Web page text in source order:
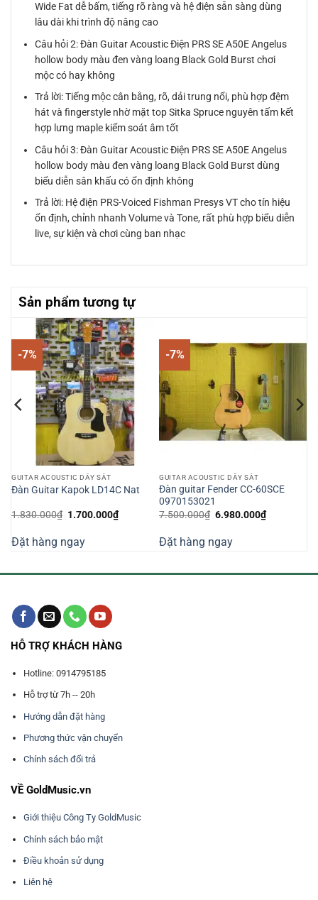
Wide Fat dễ bấm, tiếng rõ ràng và hệ điện sẵn sàng dùng
lâu dài khi trình độ nâng cao
Câu hỏi 2: Đàn Guitar Acoustic Điện PRS SE A50E Angelus
hollow body màu đen vàng loang Black Gold Burst chơi
mộc có hay không
Trả lời: Tiếng mộc cân bằng, rõ, dải trung nổi, phù hợp đệm
hát và fingerstyle nhờ mặt top Sitka Spruce nguyên tấm kết
hợp lưng maple kiểm soát âm tốt
Câu hỏi 3: Đàn Guitar Acoustic Điện PRS SE A50E Angelus
hollow body màu đen vàng loang Black Gold Burst dùng
biểu diễn sân khấu có ổn định không
Trả lời: Hệ điện PRS-Voiced Fishman Presys VT cho tín hiệu
ổn định, chỉnh nhanh Volume và Tone, rất phù hợp biểu diễn
live, sự kiện và chơi cùng ban nhạc
Sản phẩm tương tự
-7%
GUITAR ACOUSTIC DÂY SẮT
Đàn Guitar Kapok LD14C Nat
1.830.000₫ Giá
1.830.000₫.
1.700.000₫Giá
hiện
1.700.000₫.
Đặt hàng ngay
-7%
GUITAR ACOUSTIC DÂY SẮT
Đàn guitar Fender CC-60SCE
0970153021
7.500.000₫ Giá
7.500.000₫.
6.980.000₫Giá
hiện
Đặt hàng ngay
HỖ TRỢ KHÁCH HÀNG
Hotline: 0914795185
Hỗ trợ từ 7h -- 20h
Hướng dẫn đặt hàng
Phương thức vận chuyển
Chính sách đổi trả
VỀ GoldMusic.vn
Giới thiệu Công Ty GoldMusic
Chính sách bảo mật
Điều khoản sử dụng
Liên hệ